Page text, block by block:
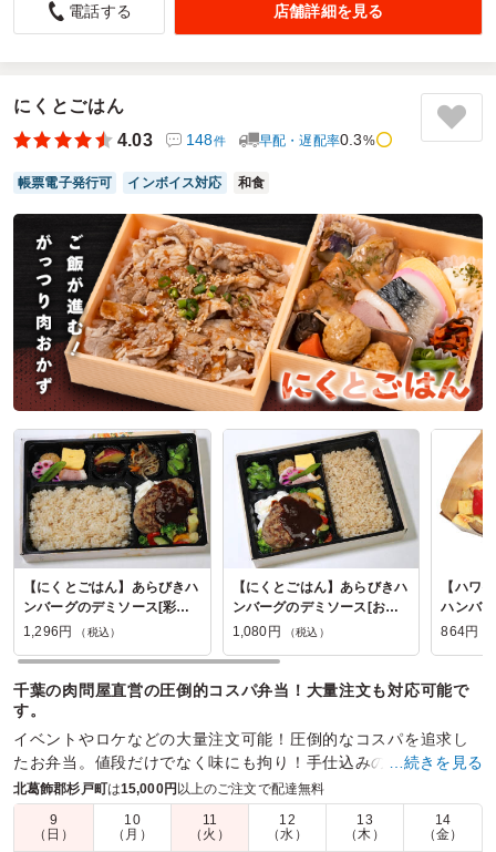
4.5
ごはんを大盛にしてちょうどよかったようです。ボリューム
お値段も大満足です。
ただ、副菜の小さいからあげが半分になっていたところは残
ご利用シーン：会議・セミナー›勉強会
参加者の年齢：20代～30代男女比：男性多め
埼玉県北葛飾郡杉戸町深輪2026/07/31
夢の陽の口コミをもっと見る
電話する 店舗詳細を見る
にくとごはん
4.03
148件 早配・遅配率0.3%
帳票電子発行可 インボイス対応 和食
【にくとごはん】あらびきハ
ンバーグのデミソース[彩り
弁当幕の内]
1,296円 （税込）
【にくとごはん】あらびきハ
ンバーグのデミソース[お好
み幕の内弁当]
1,080円 （税込）
【ハワ
ハンバ
864円
千葉の肉問屋直営の圧倒的コスパ弁当！大量注文も対応可能で
す。
イベントやロケなどの大量注文可能！圧倒的なコスパを追求し
たお弁当。値段だけでなく味にも拘り！手仕込みの唐揚げや定
番の生姜焼きなどもラインナップ！
商品数： 締切日時： 1日前10:00 価格帯：
864円～1,404円
配達時間：
6:00～17:00
…続きを見る
北葛飾郡杉戸町は15,000円 以上のご注文で配達無料
9
（日）
10
（月）
11
（火）
12
（水）
13
（木）
14
（金）